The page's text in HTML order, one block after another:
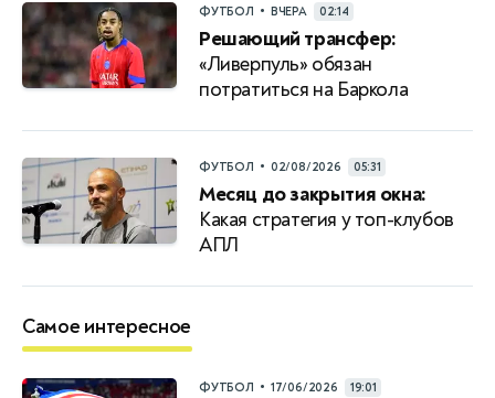
ФУТБОЛ • ВЧЕРА 02:14
Решающий трансфер:
«Ливерпуль» обязан
потратиться на Баркола
ФУТБОЛ • 02/08/2026 05:31
Месяц до закрытия окна:
Какая стратегия у топ-клубов
АПЛ
Самое интересное
ФУТБОЛ • 17/06/2026 19:01